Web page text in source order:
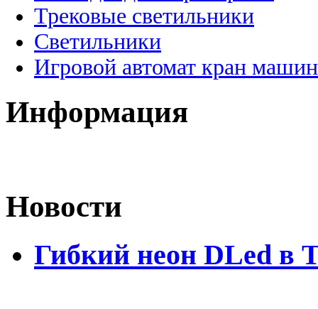
Трековые светильники
Светильники
Игровой автомат кран
Информация
Новости
Гибкий неон DLed в